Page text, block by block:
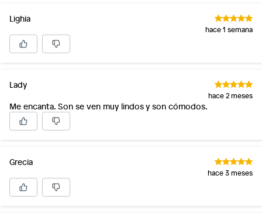
Lighia
hace 1 semana
Lady
hace 2 meses
Me encanta. Son se ven muy lindos y son cómodos.
Grecia
hace 3 meses